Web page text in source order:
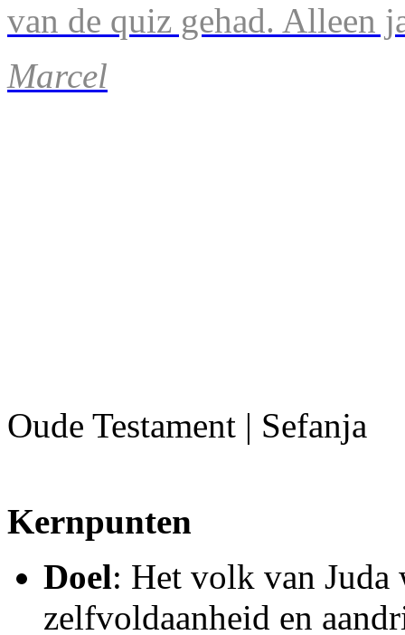
van de quiz gehad. Alleen
Marcel
Oude Testament | Sefanja
Kernpunten
Doel: Het volk van Juda
zelfvoldaanheid en